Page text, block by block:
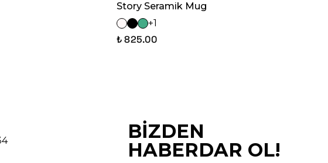
Story Seramik Mug
+1
₺ 825.00
BİZDEN
HABERDAR OL!